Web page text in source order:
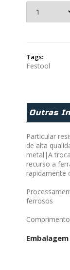
Tags:
Festool
Outras
Particular
de alta
metal|A
recurso a
rapidamente
ferrosos